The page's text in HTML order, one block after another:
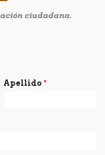
ciudadana.
Apellido *